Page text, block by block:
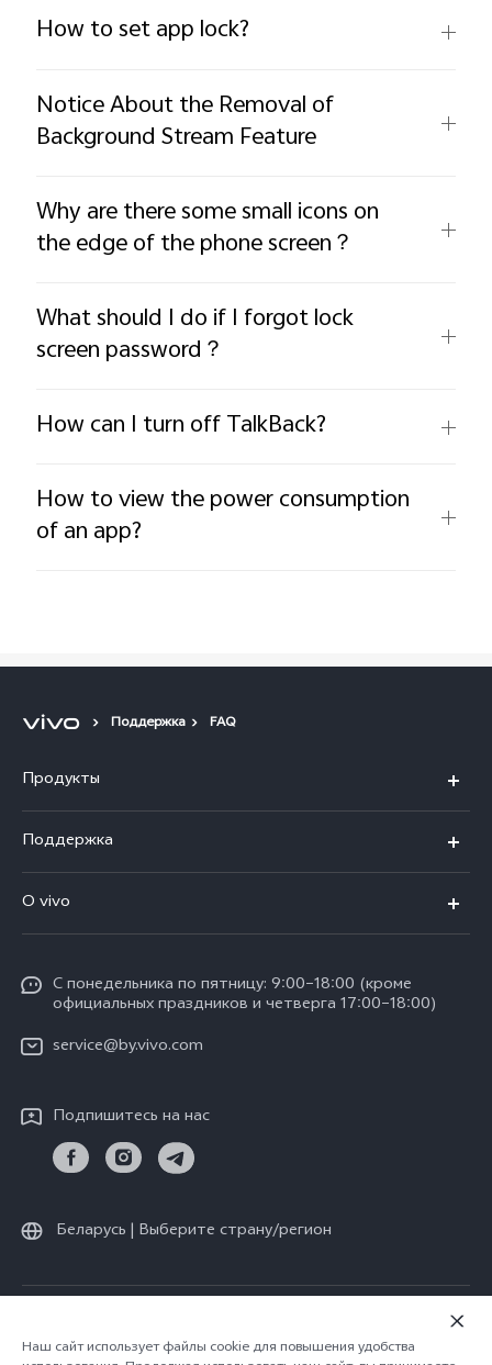
How to set app lock?
Notice About the Removal of
Background Stream Feature
Why are there some small icons on
the edge of the phone screen？
What should I do if I forgot lock
screen password？
How can I turn off TalkBack?
How to view the power consumption
of an app?
Поддержка FAQ
Продукты
V30 5G
V30 Lite
Y17s
Y18
Поддержка
Сервисный центр
Funtouch OS
IMEI аутентификация
Обновление системы
Инструкции по гарантии vivo
O vivo
Карьера в vivo
Юридическая информация
Центр конфиденциальности vivo
Стабильность
С понедельника по пятницу: 9:00–18:00 (кроме
официальных праздников и четверга 17:00–18:00)
service@by.vivo.com
Подпишитесь на нас
Беларусь | Выберите страну/регион
Политика конфиденциальности |
Наш сайт использует файлы cookie для повышения удобства